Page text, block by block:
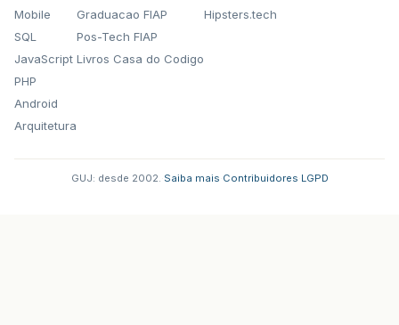
Mobile
SQL
JavaScript
PHP
Android
Arquitetura
Graduacao FIAP
Pos-Tech FIAP
Livros Casa do Codigo
Hipsters.tech
GUJ: desde 2002. Saiba mais Contribuidores LGPD